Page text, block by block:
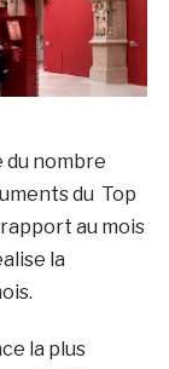
du nombre
du Top
au mois
la
la plus